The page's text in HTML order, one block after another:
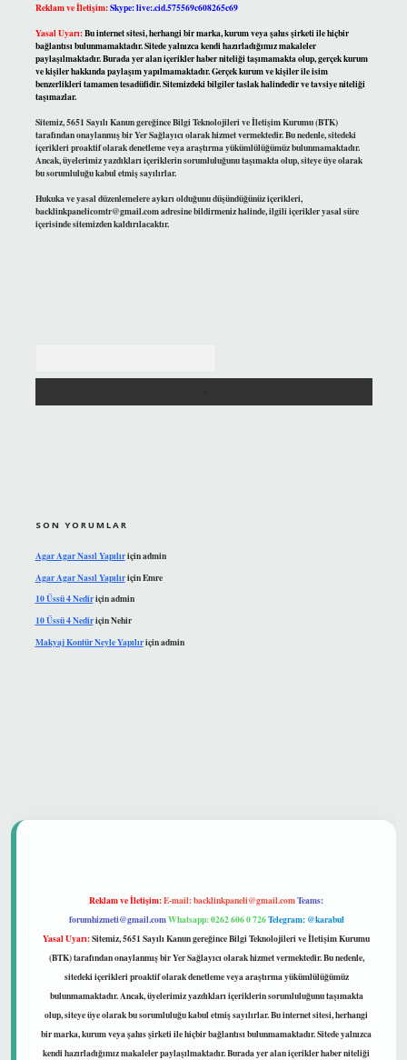
Reklam ve İletişim:Skype: live:.cid.575569c608265c69
Yasal Uyarı:Bu internet sitesi, herhangi bir marka, kurum veya şahıs şirketi ile hiçbir
bağlantısı bulunmamaktadır. Sitede yalnızca kendi hazırladığımız makaleler
paylaşılmaktadır. Burada yer alan içerikler haber niteliği taşımamakta olup, gerçek kurum
ve kişiler hakkında paylaşım yapılmamaktadır. Gerçek kurum ve kişiler ile isim
benzerlikleri tamamen tesadüfidir. Sitemizdeki bilgiler taslak halindedir ve tavsiye niteliği
taşımazlar.
Sitemiz, 5651 Sayılı Kanun gereğince Bilgi Teknolojileri ve İletişim Kurumu (BTK)
tarafından onaylanmış bir Yer Sağlayıcı olarak hizmet vermektedir. Bu nedenle, sitedeki
içerikleri proaktif olarak denetleme veya araştırma yükümlülüğümüz bulunmamaktadır.
Ancak, üyelerimiz yazdıkları içeriklerin sorumluluğunu taşımakta olup, siteye üye olarak
bu sorumluluğu kabul etmiş sayılırlar.
Hukuka ve yasal düzenlemelere aykırı olduğunu düşündüğünüz içerikleri,
backlinkpanelicomtr@gmail.comadresine bildirmeniz halinde, ilgili içerikler yasal süre
içerisinde sitemizden kaldırılacaktır.
SON YORUMLAR
Agar Agar Nasıl Yapılıriçinadmin
Agar Agar Nasıl YapılıriçinEmre
10 Üssü 4 Nediriçinadmin
10 Üssü 4 NediriçinNehir
Makyaj Kontür Neyle Yapılıriçinadmin
Reklam ve İletişim:E-mail:backlinkpaneli@gmail.comTeams:
forumhizmeti@gmail.comWhatsapp: 0262 606 0 726Telegram: @karabul
Yasal Uyarı:Sitemiz, 5651 Sayılı Kanun gereğince Bilgi Teknolojileri ve İletişim Kurumu
(BTK) tarafından onaylanmış bir Yer Sağlayıcı olarak hizmet vermektedir. Bu nedenle,
sitedeki içerikleri proaktif olarak denetleme veya araştırma yükümlülüğümüz
bulunmamaktadır. Ancak, üyelerimiz yazdıkları içeriklerin sorumluluğunu taşımakta
olup, siteye üye olarak bu sorumluluğu kabul etmiş sayılırlar. Bu internet sitesi, herhangi
bir marka, kurum veya şahıs şirketi ile hiçbir bağlantısı bulunmamaktadır. Sitede yalnızca
kendi hazırladığımız makaleler paylaşılmaktadır. Burada yer alan içerikler haber niteliği